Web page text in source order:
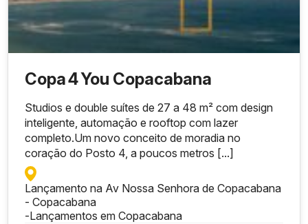
Copa 4 You Copacabana
Studios e double suítes de 27 a 48 m² com design
inteligente, automação e rooftop com lazer
completo.Um novo conceito de moradia no
coração do Posto 4, a poucos metros [...]
Lançamento na Av Nossa Senhora de Copacabana
- Copacabana
-Lançamentos em Copacabana